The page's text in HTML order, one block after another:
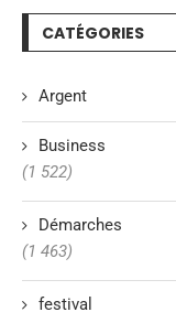
CATÉGORIES
Argent
Business
(1 522)
Démarches
(1 463)
festival